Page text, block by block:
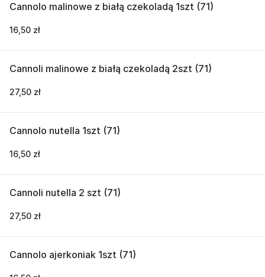
Cannolo malinowe z białą czekoladą 1szt (71)
16,50 zł
Cannoli malinowe z białą czekoladą 2szt (71)
27,50 zł
Cannolo nutella 1szt (71)
16,50 zł
Cannoli nutella 2 szt (71)
27,50 zł
Cannolo ajerkoniak 1szt (71)